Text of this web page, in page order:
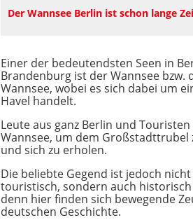
Der Wannsee Berlin ist schon lange
Einer der bedeutendsten Seen in
Brandenburg ist der Wannsee bzw.
Wannsee, wobei es sich dabei um
Havel handelt.
Leute aus ganz Berlin und
Wannsee, um dem Großstadttrubel
und sich zu erholen.
Die beliebte Gegend ist jedoch
touristisch, sondern auch
denn hier finden sich bewegende
deutschen Geschichte.